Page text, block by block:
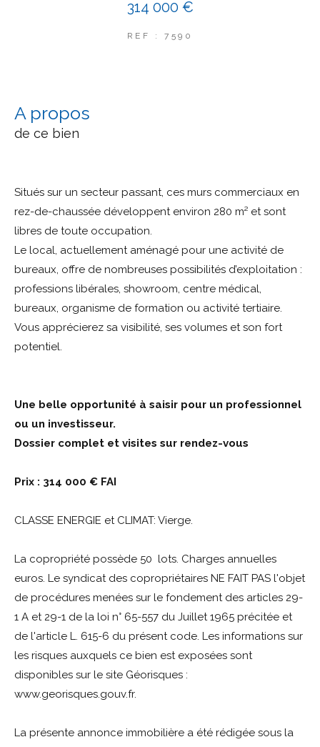
314 000 €
REF : 7590
a propos
de ce bien
Situés sur un secteur passant, ces murs commerciaux en
rez-de-chaussée développent environ 280 m² et sont
libres de toute occupation.
Le local, actuellement aménagé pour une activité de
bureaux, offre de nombreuses possibilités d’exploitation :
professions libérales, showroom, centre médical,
bureaux, organisme de formation ou activité tertiaire.
Vous apprécierez sa visibilité, ses volumes et son fort
potentiel.
Une belle opportunité à saisir pour un professionnel
ou un investisseur.
Dossier complet et visites sur rendez-vous
Prix : 314 000 € FAI
CLASSE ENERGIE et CLIMAT: Vierge.
La copropriété possède 50 lots. Charges annuelles
euros. Le syndicat des copropriétaires NE FAIT PAS l'objet
de procédures menées sur le fondement des articles 29-
1 A et 29-1 de la loi n° 65-557 du Juillet 1965 précitée et
de l'article L. 615-6 du présent code. Les informations sur
les risques auxquels ce bien est exposées sont
disponibles sur le site Géorisques :
www.georisques.gouv.fr.
La présente annonce immobilière a été rédigée sous la